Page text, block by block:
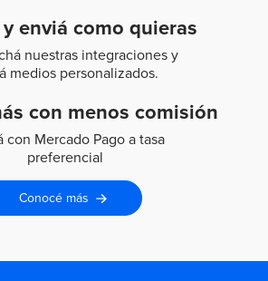
enviá como quieras
nuestras integraciones y
medios personalizados.
con menos comisión
con Mercado Pago a tasa
preferencial
Conocé más